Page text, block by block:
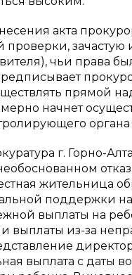
акта
проверки,
чьи права
прямой
начнет
г. Горно-
жительница
поддержки
выплаты на
выплаты из-за
выплата с даты